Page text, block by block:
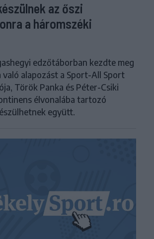
az őszi
a háromszéki
edzőtáborban kezdte meg
való alapozást a Sport-All Sport
Török Panka és Péter-Csiki
élvonalába tartozó
együtt.